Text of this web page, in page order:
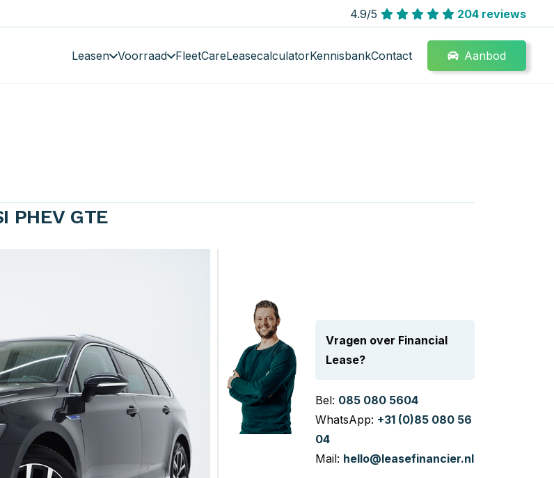
4.9/5 204 reviews
Leasen Voorraad FleetCareLeasecalculatorKennisbankContact Aanbod
PHEV GTE
Vragen over Financial
Lease?
Bel: 085 080 5604
WhatsApp: +31 (0)85 080 56
04
Mail: hello@leasefinancier.nl